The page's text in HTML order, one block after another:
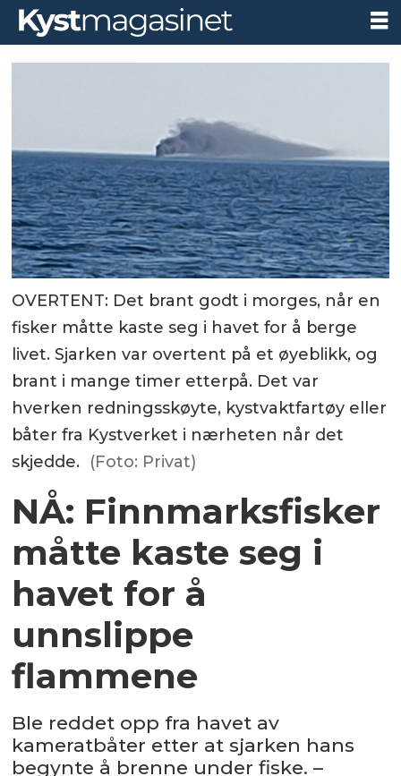
OVERTENT: Det brant godt i morges, når en
fisker måtte kaste seg i havet for å berge
livet. Sjarken var overtent på et øyeblikk, og
brant i mange timer etterpå. Det var
hverken redningsskøyte, kystvaktfartøy eller
båter fra Kystverket i nærheten når det
skjedde. (Foto: Privat)
NÅ: Finnmarksfisker
måtte kaste seg i
havet for å
unnslippe
flammene
Ble reddet opp fra havet av
kameratbåter etter at sjarken hans
begynte å brenne under fiske. –